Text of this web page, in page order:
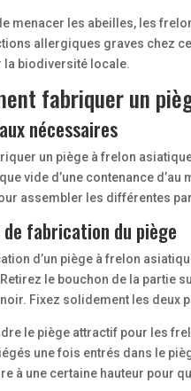
menacer les abeilles, les
allergiques graves chez
la biodiversité locale.
fabriquer un
nécessaires
un piège à frelon
vide d’une contenance
assembler les différentes
de fabrication du piège
d’un piège à frelon
Retirez le bouchon de la partie
Fixez solidement les deux
le piège attractif pour les
une fois entrés dans le
à une certaine hauteur pour